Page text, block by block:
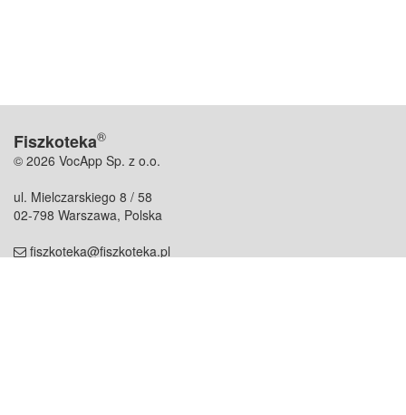
Fiszkoteka®
© 2026 VocApp Sp. z o.o.
ul. Mielczarskiego 8 / 58
02-798 Warszawa, Polska
fiszkoteka@fiszkoteka.pl